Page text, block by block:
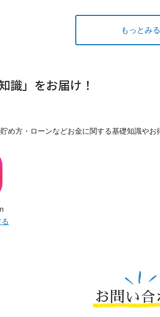
もっとみる
識」をお届け！
め方・ローンなどお金に関する基礎知識やお
お問い合